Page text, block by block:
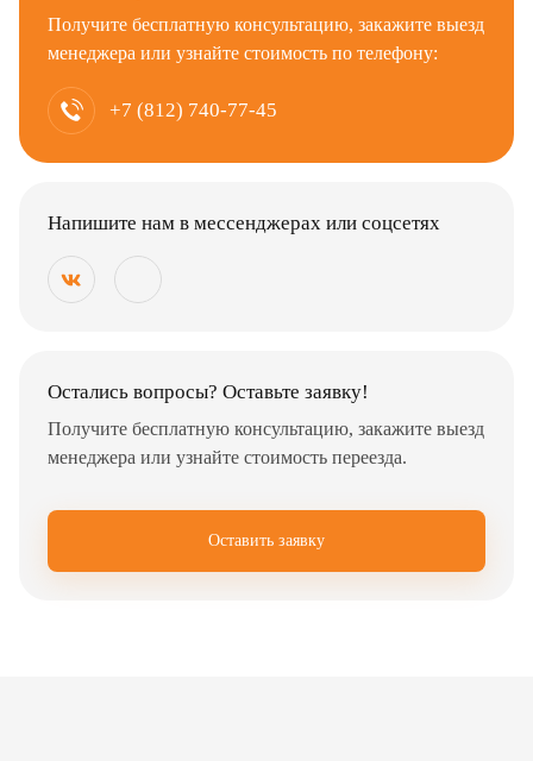
Получите бесплатную консультацию, закажите выезд
менеджера или узнайте стоимость по телефону:
+7 (812) 740-77-45
Напишите нам в мессенджерах или соцсетях
Остались вопросы? Оставьте заявку!
Получите бесплатную консультацию, закажите выезд
менеджера или узнайте стоимость переезда.
Оставить заявку